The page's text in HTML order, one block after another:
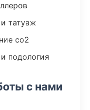
татуаж
co2
подология
с нами